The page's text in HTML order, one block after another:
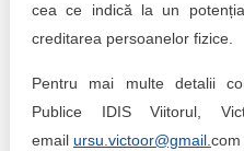
cea ce indică la un
creditarea persoanelor fizice.
Pentru mai multe detalii
Publice IDIS Viitorul,
email ursu.victoor@gmail. com